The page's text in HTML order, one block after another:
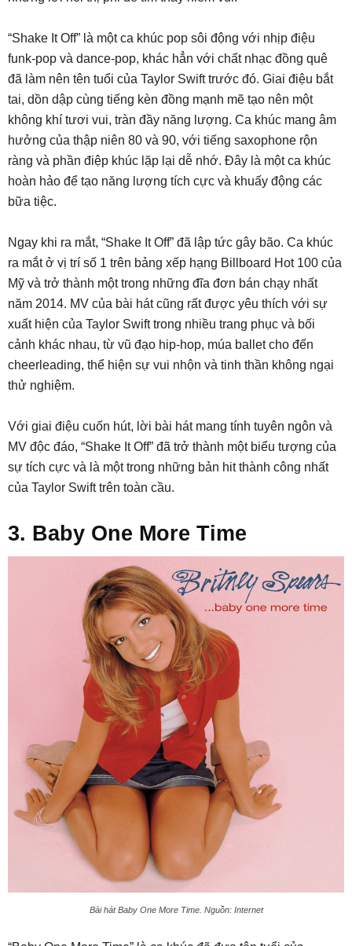
“Shake It Off” là một ca khúc pop sôi động với nhịp điệu
funk-pop và dance-pop, khác hẳn với chất nhạc đồng quê
đã làm nên tên tuổi của Taylor Swift trước đó. Giai điệu bắt
tai, dồn dập cùng tiếng kèn đồng mạnh mẽ tạo nên một
không khí tươi vui, tràn đầy năng lượng. Ca khúc mang âm
hưởng của thập niên 80 và 90, với tiếng saxophone rộn
ràng và phần điệp khúc lặp lại dễ nhớ. Đây là một ca khúc
hoàn hảo để tạo năng lượng tích cực và khuấy động các
bữa tiệc.
Ngay khi ra mắt, “Shake It Off” đã lập tức gây bão. Ca khúc
ra mắt ở vị trí số 1 trên bảng xếp hạng Billboard Hot 100 của
Mỹ và trở thành một trong những đĩa đơn bán chạy nhất
năm 2014. MV của bài hát cũng rất được yêu thích với sự
xuất hiện của Taylor Swift trong nhiều trang phục và bối
cảnh khác nhau, từ vũ đạo hip-hop, múa ballet cho đến
cheerleading, thể hiện sự vui nhộn và tinh thần không ngại
thử nghiệm.
Với giai điệu cuốn hút, lời bài hát mang tính tuyên ngôn và
MV độc đáo, “Shake It Off” đã trở thành một biểu tượng của
sự tích cực và là một trong những bản hit thành công nhất
của Taylor Swift trên toàn cầu.
3. Baby One More Time
Bài hát Baby One More Time. Nguồn: Internet